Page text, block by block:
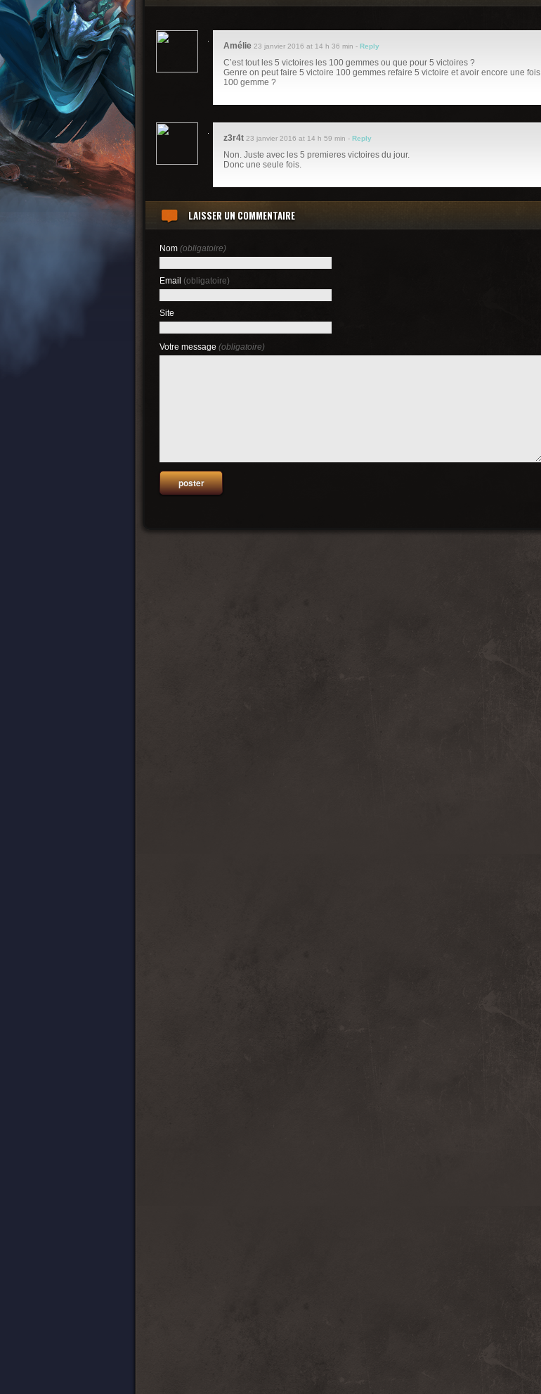
Amélie 23 janvier 2016 at 14 h 36 min - Reply
C’est tout les 5 victoires les 100 gemmes ou que pour 5 victoires ?
Genre on peut faire 5 victoire 100 gemmes refaire 5 victoire et avoir encore une fois
100 gemme ?
z3r4t 23 janvier 2016 at 14 h 59 min - Reply
Non. Juste avec les 5 premieres victoires du jour.
Donc une seule fois.
LAISSER UN COMMENTAIRE
Nom (obligatoire)
Email (obligatoire)
Site
Votre message (obligatoire)